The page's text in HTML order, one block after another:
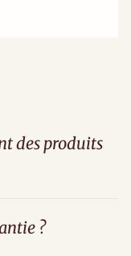
des produits
?